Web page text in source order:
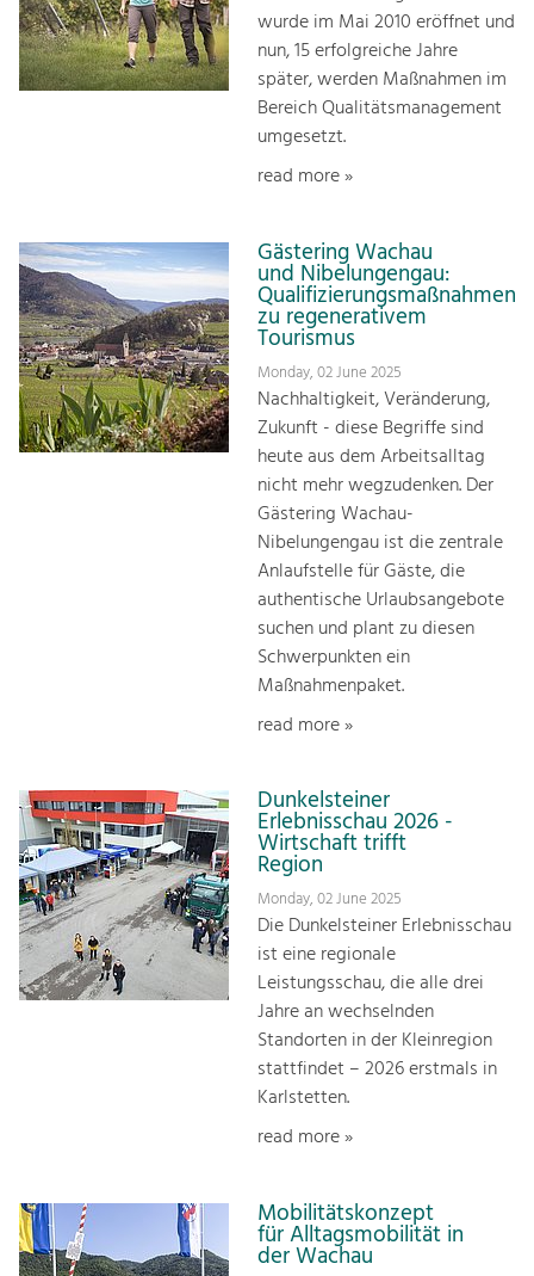
wurde im Mai 2010 eröffnet und
nun, 15 erfolgreiche Jahre
später, werden Maßnahmen im
Bereich Qualitätsmanagement
umgesetzt.
read more »
Gästering Wachau
und Nibelungengau:
Qualifizierungsmaßnahmen
zu regenerativem
Tourismus
Monday, 02 June 2025
Nachhaltigkeit, Veränderung,
Zukunft - diese Begriffe sind
heute aus dem Arbeitsalltag
nicht mehr wegzudenken. Der
Gästering Wachau-
Nibelungengau ist die zentrale
Anlaufstelle für Gäste, die
authentische Urlaubsangebote
suchen und plant zu diesen
Schwerpunkten ein
Maßnahmenpaket.
read more »
Dunkelsteiner
Erlebnisschau 2026 -
Wirtschaft trifft
Region
Monday, 02 June 2025
Die Dunkelsteiner Erlebnisschau
ist eine regionale
Leistungsschau, die alle drei
Jahre an wechselnden
Standorten in der Kleinregion
stattfindet – 2026 erstmals in
Karlstetten.
read more »
Mobilitätskonzept
für Alltagsmobilität in
der Wachau